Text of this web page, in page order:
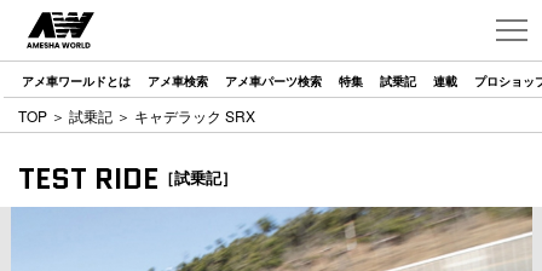
アメ車ワールドとは アメ車検索 アメ車パーツ検索 特集 試乗記 連載 プロショッ
TOP ＞ 試乗記 ＞ キャデラック SRX
TEST RIDE ［試乗記］